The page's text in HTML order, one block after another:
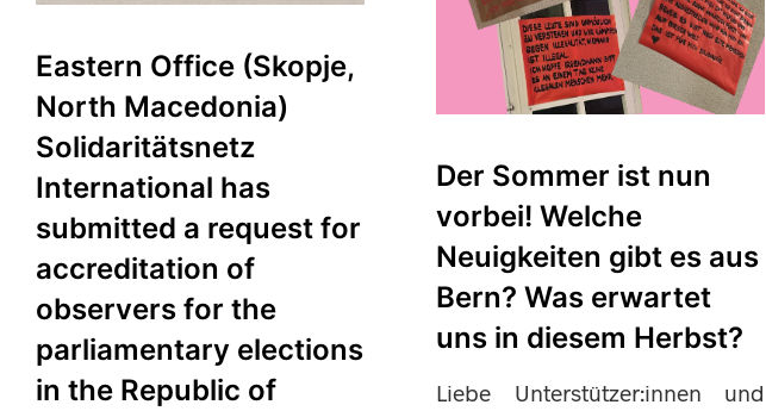
Eastern Office (Skopje,
North Macedonia)
Solidaritätsnetz
International has
submitted a request for
accreditation of
observers for the
parliamentary elections
in the Republic of
Der Sommer ist nun
vorbei! Welche
Neuigkeiten gibt es aus
Bern? Was erwartet
uns in diesem Herbst?
Liebe Unterstützer:innen und